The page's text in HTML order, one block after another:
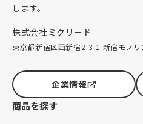
します。
株式会社ミクリード
東京都新宿区西新宿2-3-1 新宿モノリ
企業情報
商品を探す